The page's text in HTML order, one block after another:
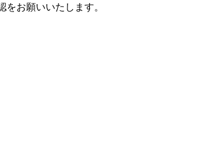
お願いいたします。